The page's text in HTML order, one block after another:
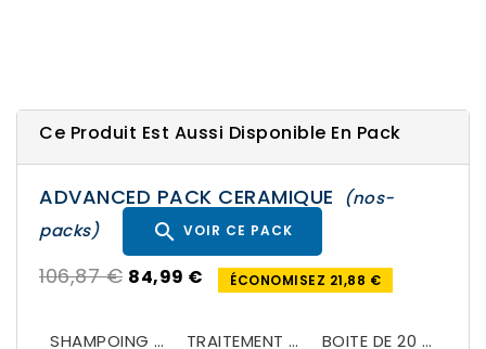
Ce Produit Est Aussi Disponible En Pack
ADVANCED PACK CERAMIQUE
(nos-
packs)
 VOIR CE PACK
106,87 € 84,99 € ÉCONOMISEZ 21,88 €
SHAMPOING DEGRAISSANT & DEPARAFINANT TRAITEMENT CERAMIQUE DC 60 BOITE DE 20 MICROFIBRES 180GSM